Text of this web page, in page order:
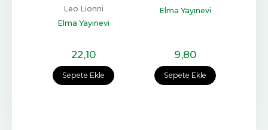
Sepete Ekle
Leo Lionni
Elma Yayınevi
22,10
Sepete Ekle
Elma Yayınevi
9,80